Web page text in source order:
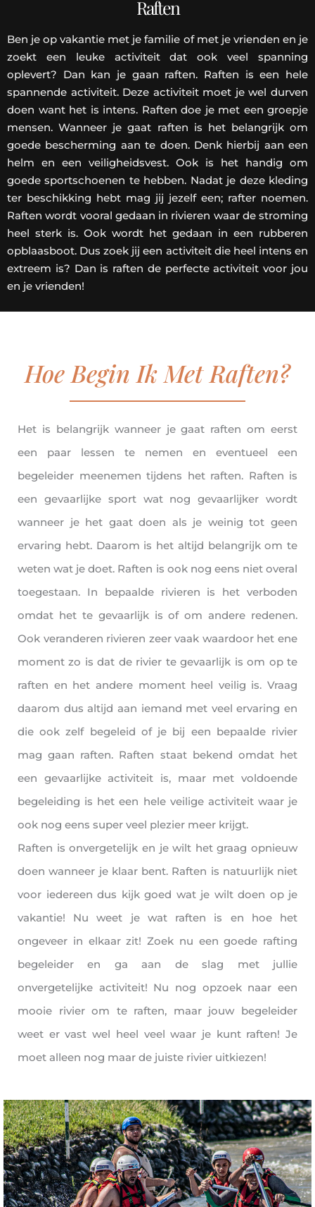
Raften
Ben je op vakantie met je familie of met je vrienden en je
zoekt een leuke activiteit dat ook veel spanning
oplevert? Dan kan je gaan raften. Raften is een hele
spannende activiteit. Deze activiteit moet je wel durven
doen want het is intens. Raften doe je met een groepje
mensen. Wanneer je gaat raften is het belangrijk om
goede bescherming aan te doen. Denk hierbij aan een
helm en een veiligheidsvest. Ook is het handig om
goede sportschoenen te hebben. Nadat je deze kleding
ter beschikking hebt mag jij jezelf een; rafter noemen.
Raften wordt vooral gedaan in rivieren waar de stroming
heel sterk is. Ook wordt het gedaan in een rubberen
opblaasboot. Dus zoek jij een activiteit die heel intens en
extreem is? Dan is raften de perfecte activiteit voor jou
en je vrienden!
Hoe Begin Ik Met Raften?
Het is belangrijk wanneer je gaat raften om eerst
een paar lessen te nemen en eventueel een
begeleider meenemen tijdens het raften. Raften is
een gevaarlijke sport wat nog gevaarlijker wordt
wanneer je het gaat doen als je weinig tot geen
ervaring hebt. Daarom is het altijd belangrijk om te
weten wat je doet. Raften is ook nog eens niet overal
toegestaan. In bepaalde rivieren is het verboden
omdat het te gevaarlijk is of om andere redenen.
Ook veranderen rivieren zeer vaak waardoor het ene
moment zo is dat de rivier te gevaarlijk is om op te
raften en het andere moment heel veilig is. Vraag
daarom dus altijd aan iemand met veel ervaring en
die ook zelf begeleid of je bij een bepaalde rivier
mag gaan raften. Raften staat bekend omdat het
een gevaarlijke activiteit is, maar met voldoende
begeleiding is het een hele veilige activiteit waar je
ook nog eens super veel plezier meer krijgt.
Raften is onvergetelijk en je wilt het graag opnieuw
doen wanneer je klaar bent. Raften is natuurlijk niet
voor iedereen dus kijk goed wat je wilt doen op je
vakantie! Nu weet je wat raften is en hoe het
ongeveer in elkaar zit! Zoek nu een goede rafting
begeleider en ga aan de slag met jullie
onvergetelijke activiteit! Nu nog opzoek naar een
mooie rivier om te raften, maar jouw begeleider
weet er vast wel heel veel waar je kunt raften! Je
moet alleen nog maar de juiste rivier uitkiezen!